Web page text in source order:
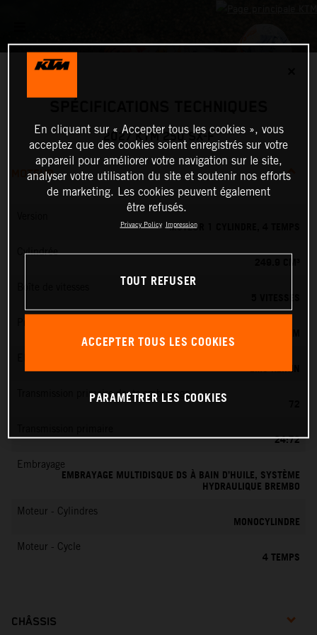
2027 KTM 250 SX-F
MOTEUR
MOTEUR 1 CYLINDRE, 4 TEMPS
Cylindrée
KEIHIN EFI, CORPS DE PAPILLON 44 MM
EMS KEIHIN
Transmission primaire dents embrayage
24:72
Embrayage
EMBRAYAGE MULTIDISQUE DS À BAIN D’HUILE, SYSTÈME
HYDRAULIQUE BREMBO
Moteur - Cylindres
MONOCYLINDRE
Moteur - Cycle
4 TEMPS
CHÂSSIS
En cliquant sur « Accepter tous les cookies », vous
acceptez que des cookies soient enregistrés sur votre
appareil pour améliorer votre navigation sur le site,
analyser votre utilisation du site et soutenir nos efforts
de marketing. Les cookies peuvent également
être refusés.
Privacy Policy Impression
TOUT REFUSER
ACCEPTER TOUS LES COOKIES
PARAMÉTRER LES COOKIES